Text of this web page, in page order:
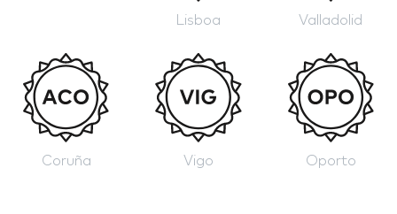
Lisboa Valladolid
Coruña Vigo Oporto